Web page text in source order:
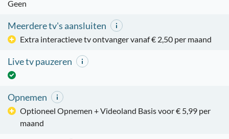
Geen
Meerdere tv's aansluiten
Extra interactieve tv ontvanger vanaf € 2,50 per maand
Live tv pauzeren
Opnemen
Optioneel Opnemen + Videoland Basis voor € 5,99 per
maand